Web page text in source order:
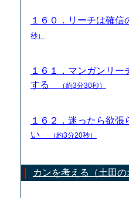
１６０．リーチは確
秒）
１６１．マンガンリー
する
（約3分30秒）
１６２．迷ったら欲張
い
（約3分20秒）
カンを考える（土田の